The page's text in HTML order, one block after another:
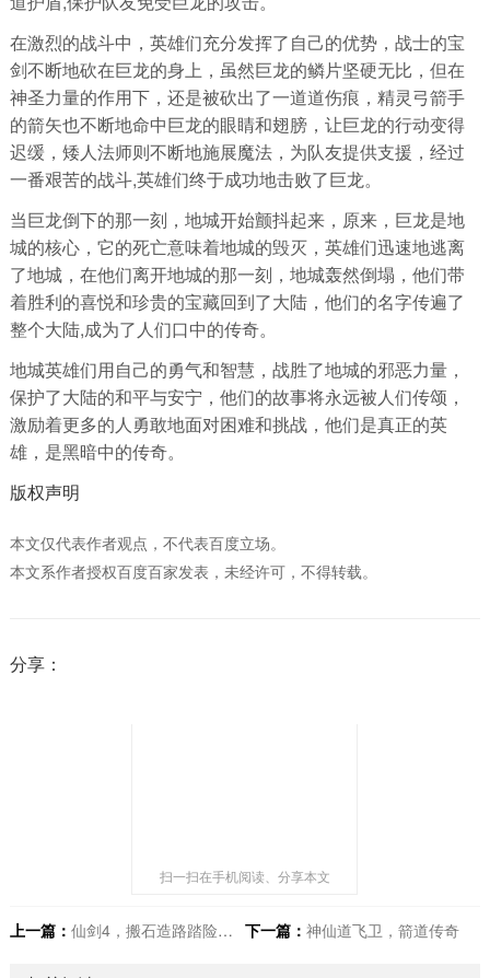
在激烈的战斗中，英雄们充分发挥了自己的优势，战士的宝
剑不断地砍在巨龙的身上，虽然巨龙的鳞片坚硬无比，但在
神圣力量的作用下，还是被砍出了一道道伤痕，精灵弓箭手
的箭矢也不断地命中巨龙的眼睛和翅膀，让巨龙的行动变得
迟缓，矮人法师则不断地施展魔法，为队友提供支援，经过
一番艰苦的战斗,英雄们终于成功地击败了巨龙。
当巨龙倒下的那一刻，地城开始颤抖起来，原来，巨龙是地
城的核心，它的死亡意味着地城的毁灭，英雄们迅速地逃离
了地城，在他们离开地城的那一刻，地城轰然倒塌，他们带
着胜利的喜悦和珍贵的宝藏回到了大陆，他们的名字传遍了
整个大陆,成为了人们口中的传奇。
地城英雄们用自己的勇气和智慧，战胜了地城的邪恶力量，
保护了大陆的和平与安宁，他们的故事将永远被人们传颂，
激励着更多的人勇敢地面对困难和挑战，他们是真正的英
雄，是黑暗中的传奇。
版权声明
本文仅代表作者观点，不代表百度立场。
本文系作者授权百度百家发表，未经许可，不得转载。
分享：
扫一扫在手机阅读、分享本文
上一篇： 仙剑4，搬石造路踏险阻，寻迹仙途梦逍遥 下一篇： 神仙道飞卫，箭道传奇